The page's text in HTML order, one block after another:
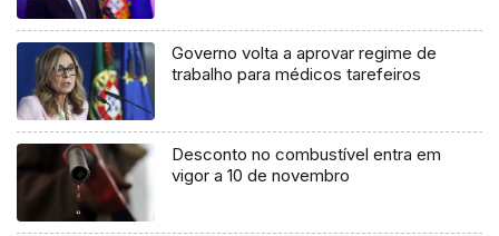
Governo volta a aprovar regime de
trabalho para médicos tarefeiros
Desconto no combustível entra em
vigor a 10 de novembro